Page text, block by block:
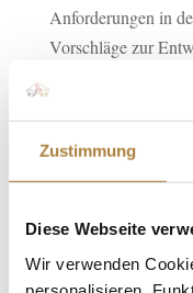
Zustimmung
Diese Webseite
Wir verwenden
Anforderungen in
Vorschläge zur
Bauanleitungen für
Teichanlagen. Eine
Beispielen runden
Die Broschüre